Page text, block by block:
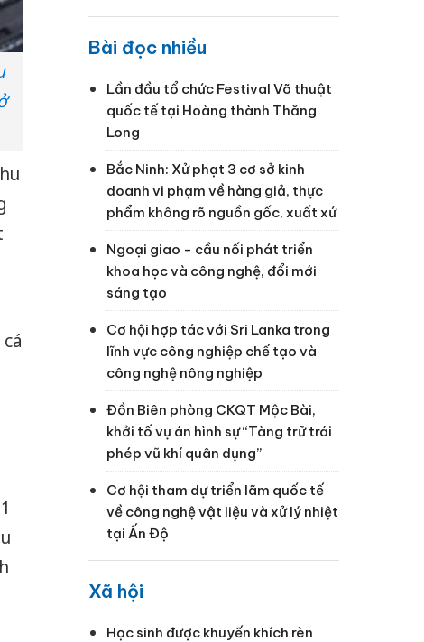
Bài đọc nhiều
Lần đầu tổ chức Festival Võ thuật
quốc tế tại Hoàng thành Thăng
Long
Bắc Ninh: Xử phạt 3 cơ sở kinh
doanh vi phạm về hàng giả, thực
phẩm không rõ nguồn gốc, xuất xứ
Ngoại giao - cầu nối phát triển
khoa học và công nghệ, đổi mới
sáng tạo
Cơ hội hợp tác với Sri Lanka trong
lĩnh vực công nghiệp chế tạo và
công nghệ nông nghiệp
Đồn Biên phòng CKQT Mộc Bài,
khởi tố vụ án hình sự “Tàng trữ trái
phép vũ khí quân dụng”
Cơ hội tham dự triển lãm quốc tế
về công nghệ vật liệu và xử lý nhiệt
tại Ấn Độ
Xã hội
Học sinh được khuyến khích rèn